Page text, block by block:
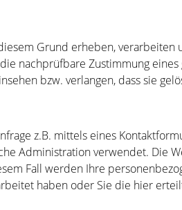
Grund erheben,
nachprüfbare Zustimmung
bzw. verlangen, dass sie
z.B. mittels eines
Administration verwendet. Die
Fall werden Ihre
haben oder Sie die hier